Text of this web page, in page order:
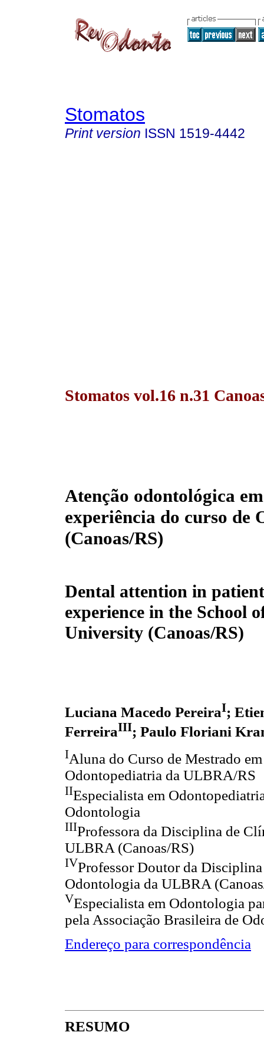
Stomatos
Print version ISSN 1519-4442
Stomatos vol.16 n.31
Atenção odontológica
experiência do curso de
(Canoas/RS)
Dental attention in
experience in the School
University (Canoas/RS)
Luciana Macedo PereiraI;
FerreiraIII; Paulo Floriani
IAluna do Curso de Mestrado
Odontopediatria da ULBRA/RS
IIEspecialista em
Odontologia
IIIProfessora da Disciplina de
ULBRA (Canoas/RS)
IVProfessor Doutor da
Odontologia da ULBRA
VEspecialista em Odontologia
pela Associação Brasileira de
Endereço para correspondência
RESUMO